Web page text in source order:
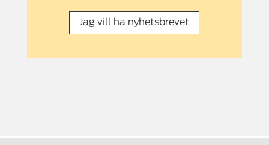
Jag vill ha nyhetsbrevet